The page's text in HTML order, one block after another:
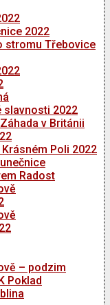
2022
stromu Třebovice
slavnosti 2022
v Británii
Poli 2022
Radost
– podzim
Poklad